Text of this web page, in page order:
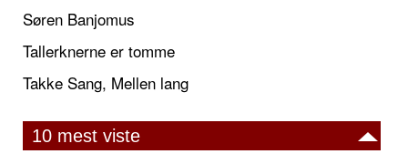
Søren Banjomus
Tallerknerne er tomme
Takke Sang, Mellen lang
10 mest viste